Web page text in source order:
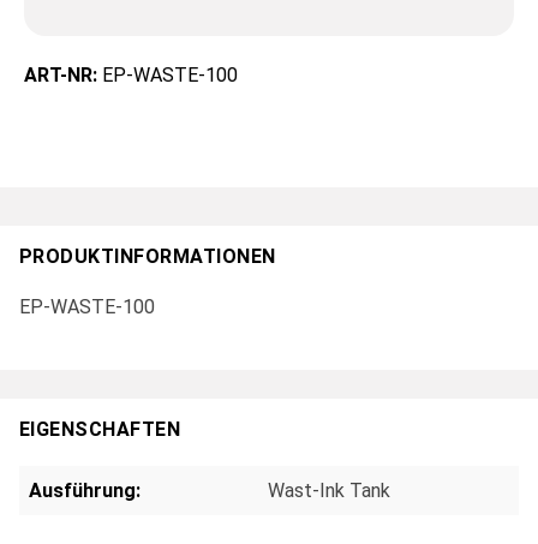
ART-NR: EP-WASTE-100
PRODUKTINFORMATIONEN
EP-WASTE-100
EIGENSCHAFTEN
Ausführung: Wast-Ink Tank